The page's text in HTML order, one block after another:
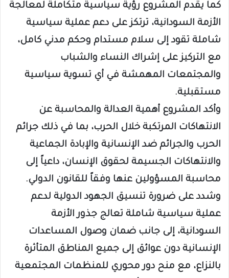
كما يقدم المشروع رؤية سياسية متكاملة لمعالجة
الأزمة السودانية، ترتكز على دعم عملية سياسية
شاملة تقود إلى سلام مستدام وحكم مدني كامل،
مع التركيز على إشراك النساء والشباب
والمجتمعات المهمشة في أي تسوية سياسية
مستقبلية.
وأكد المشروع أهمية العدالة والمحاسبة عن
الانتهاكات المرتكبة خلال الحرب، بما في ذلك جرائم
الحرب والجرائم ضد الإنسانية والإبادة الجماعية
والانتهاكات الجسيمة لحقوق الإنسان، داعياً إلى
محاسبة المسؤولين عنها وفقاً للقانون الدولي.
وشدد على ضرورة تنسيق الجهود الدولية لدعم
عملية سياسية شاملة تعالج جذور الأزمة
السودانية، إلى جانب ضمان وصول المساعدات
الإنسانية دون عوائق إلى جميع المناطق المتأثرة
بالنزاع، مع منح دور محوري للمنظمات المجتمعية